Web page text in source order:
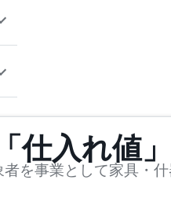
仕入れ値
を事業として家具・